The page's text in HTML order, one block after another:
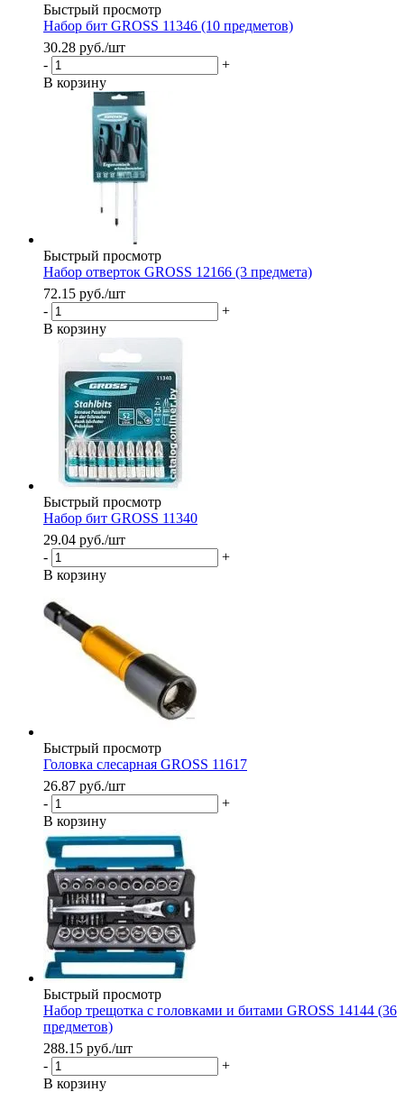
Быстрый просмотр
Набор бит GROSS 11346 (10 предметов)
30.28 руб./шт
-
+
В корзину
Быстрый просмотр
Набор отверток GROSS 12166 (3 предмета)
72.15 руб./шт
-
+
В корзину
Быстрый просмотр
Набор бит GROSS 11340
29.04 руб./шт
-
+
В корзину
Быстрый просмотр
Головка слесарная GROSS 11617
26.87 руб./шт
-
+
В корзину
Быстрый просмотр
Набор трещотка с головками и битами GROSS 14144 (36
предметов)
288.15 руб./шт
-
+
В корзину